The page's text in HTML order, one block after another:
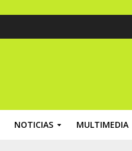
NOTICIAS MULTIMEDIA